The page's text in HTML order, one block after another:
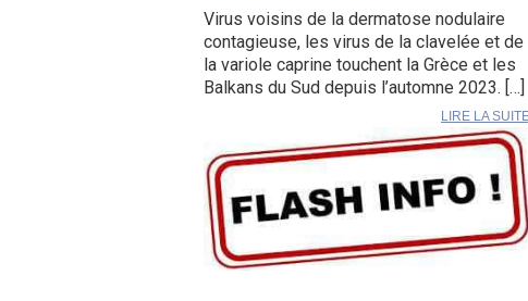
Virus voisins de la dermatose nodulaire
contagieuse, les virus de la clavelée et de
la variole caprine touchent la Grèce et les
Balkans du Sud depuis l’automne 2023. […]
LIRE LA